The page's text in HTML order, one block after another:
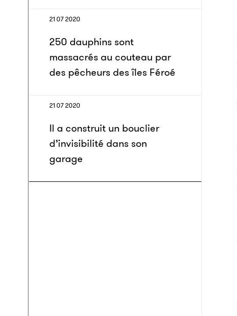
21 07 2020
250 dauphins sont
massacrés au couteau par
des pêcheurs des îles Féroé
21 07 2020
Il a construit un bouclier
d’invisibilité dans son
garage